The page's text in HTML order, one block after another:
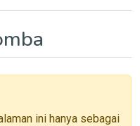
ini hanya sebagai